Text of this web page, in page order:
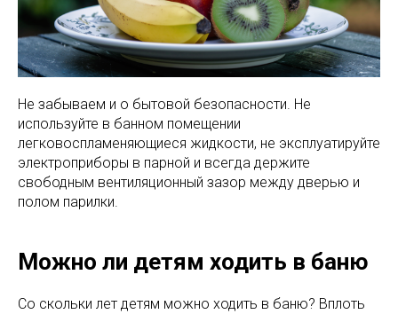
Не забываем и о бытовой безопасности. Не
используйте в банном помещении
легковоспламеняющиеся жидкости, не эксплуатируйте
электроприборы в парной и всегда держите
свободным вентиляционный зазор между дверью и
полом парилки.
Можно ли детям ходить в баню
Со скольки лет детям можно ходить в баню? Вплоть